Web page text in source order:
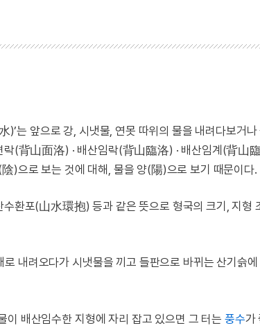
)’는 앞으로 강, 시냇물, 연못 따위의 물을 내려다보거나
(背山面洛) · 배산임락(背山臨洛) · 배산임계(背山
)으로 보는 것에 대해, 물을 양(陽)으로 보기 때문이다.
환포(山水環抱) 등과 같은 뜻으로 형국의 크기, 지형
내려오다가 시냇물을 끼고 들판으로 바뀌는 산기슭
배산임수한 지형에 자리 잡고 있으면 그 터는 풍수가